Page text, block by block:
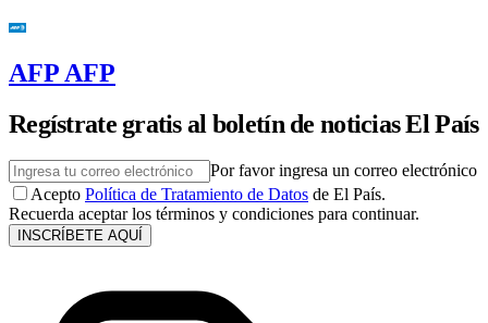
AFP AFP
Regístrate gratis al boletín de noticias El País
Por favor ingresa un correo electrónico
Acepto Política de Tratamiento de Datos de El País.
Recuerda aceptar los términos y condiciones para continuar.
INSCRÍBETE AQUÍ